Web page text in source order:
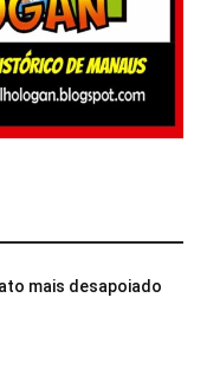
mais desapoiado